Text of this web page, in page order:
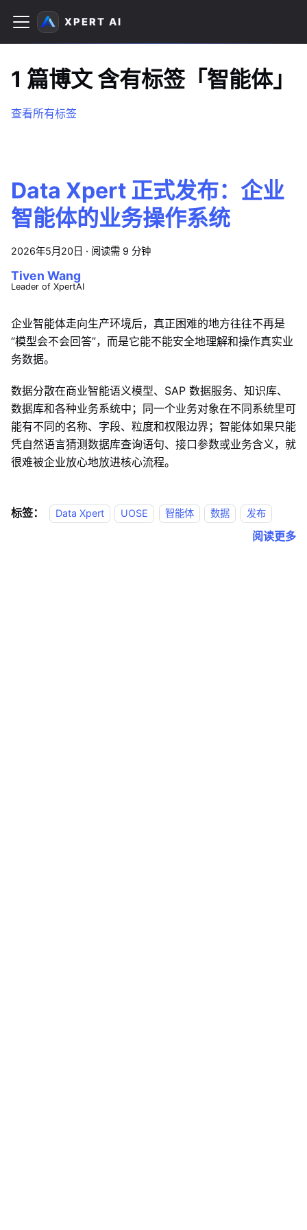
XPERT AI
1 篇博文 含有标签「智能体」
查看所有标签
Data Xpert 正式发布：企业
智能体的业务操作系统
2026年5月20日 · 阅读需 9 分钟
Tiven Wang
Leader of XpertAI
企业智能体走向生产环境后，真正困难的地方往往不再是
“模型会不会回答”，而是它能不能安全地理解和操作真实业
务数据。
数据分散在商业智能语义模型、SAP 数据服务、知识库、
数据库和各种业务系统中；同一个业务对象在不同系统里可
能有不同的名称、字段、粒度和权限边界；智能体如果只能
凭自然语言猜测数据库查询语句、接口参数或业务含义，就
很难被企业放心地放进核心流程。
标签： Data Xpert UOSE 智能体 数据 发布
阅读更多